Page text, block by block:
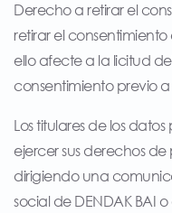
Derecho a retirar el
retirar el
ello afecte a la licitud
consentimiento previo
Los titulares de los
ejercer sus derechos
dirigiendo una
social de DENDAK BAI